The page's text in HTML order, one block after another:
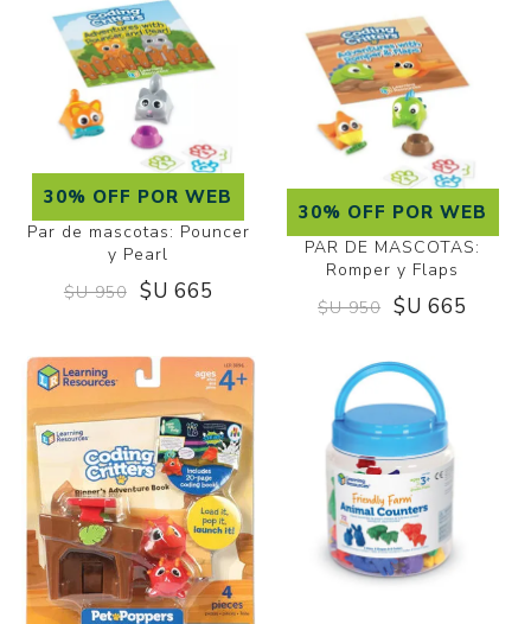
30% OFF POR WEB
Par de mascotas: Pouncer
y Pearl
$U 950 $U 665
30% OFF POR WEB
PAR DE MASCOTAS:
Romper y Flaps
$U 950 $U 665